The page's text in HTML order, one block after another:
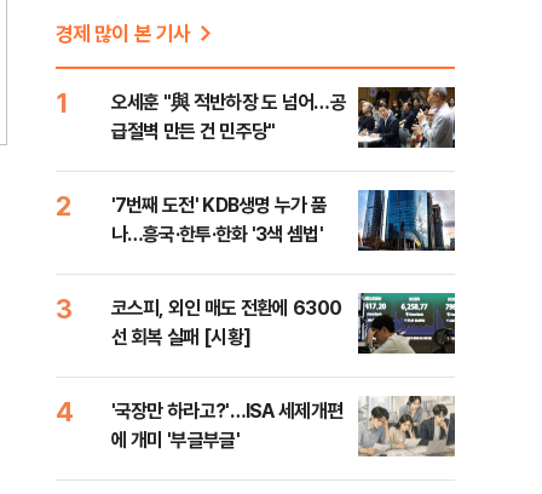
경제 많이 본 기사
1
오세훈 "與 적반하장 도 넘어…공
급절벽 만든 건 민주당"
2
'7번째 도전' KDB생명 누가 품
나…흥국·한투·한화 '3색 셈법'
3
코스피, 외인 매도 전환에 6300
선 회복 실패 [시황]
4
'국장만 하라고?'…ISA 세제개편
에 개미 '부글부글'